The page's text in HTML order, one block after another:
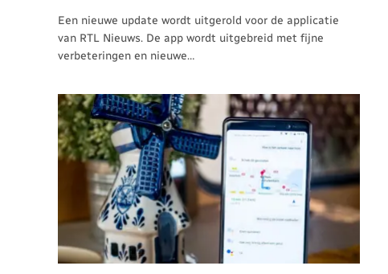
Een nieuwe update wordt uitgerold voor de applicatie
van RTL Nieuws. De app wordt uitgebreid met fijne
verbeteringen en nieuwe…